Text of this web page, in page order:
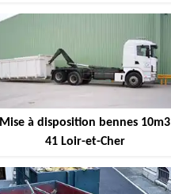
Mise à disposition bennes 10m3
41 Loir-et-Cher